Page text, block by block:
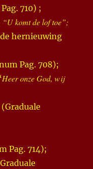
710) ;
“U komt de lof toe”;
hernieuwing
Pag. 708);
Heer onze God, wij
(Graduale
Pag. 714);